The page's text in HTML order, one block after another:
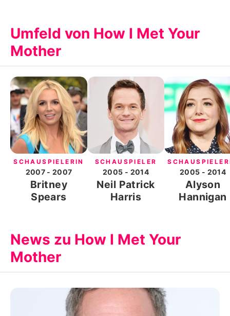
Umfeld von How I Met Your
Mother
SCHAUSPIELERIN
2007- 2007
Britney
Spears
SCHAUSPIELER
2005 - 2014
Neil Patrick
Harris
2005 - 2014
Alyson
Hannigan
News zu How I Met Your
Mother